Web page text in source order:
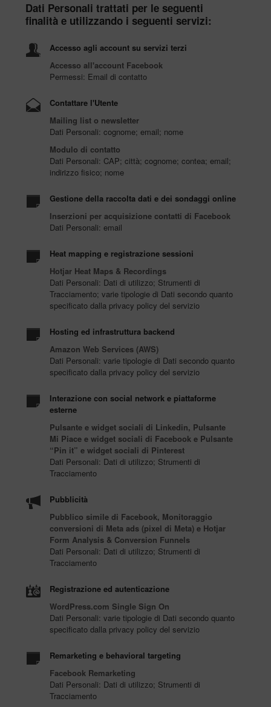
Dati Personali trattati per le seguenti
finalità e utilizzando i seguenti servizi:
Accesso agli account su servizi terzi
Accesso all'account Facebook
Permessi: Email di contatto
Contattare l'Utente
Mailing list o newsletter
Dati Personali: cognome; email; nome
Modulo di contatto
Dati Personali: CAP; città; cognome; contea; email;
indirizzo fisico; nome
Gestione della raccolta dati e dei sondaggi online
Inserzioni per acquisizione contatti di Facebook
Dati Personali: email
Heat mapping e registrazione sessioni
Hotjar Heat Maps & Recordings
Dati Personali: Dati di utilizzo; Strumenti di
Tracciamento; varie tipologie di Dati secondo quanto
specificato dalla privacy policy del servizio
Hosting ed infrastruttura backend
Amazon Web Services (AWS)
Dati Personali: varie tipologie di Dati secondo quanto
specificato dalla privacy policy del servizio
Interazione con social network e piattaforme
esterne
Pulsante e widget sociali di Linkedin, Pulsante
Mi Piace e widget sociali di Facebook e Pulsante
“Pin it” e widget sociali di Pinterest
Dati Personali: Dati di utilizzo; Strumenti di
Tracciamento
Pubblicità
Pubblico simile di Facebook, Monitoraggio
conversioni di Meta ads (pixel di Meta) e Hotjar
Form Analysis & Conversion Funnels
Dati Personali: Dati di utilizzo; Strumenti di
Tracciamento
Registrazione ed autenticazione
WordPress.com Single Sign On
Dati Personali: varie tipologie di Dati secondo quanto
specificato dalla privacy policy del servizio
Remarketing e behavioral targeting
Facebook Remarketing
Dati Personali: Dati di utilizzo; Strumenti di
Tracciamento